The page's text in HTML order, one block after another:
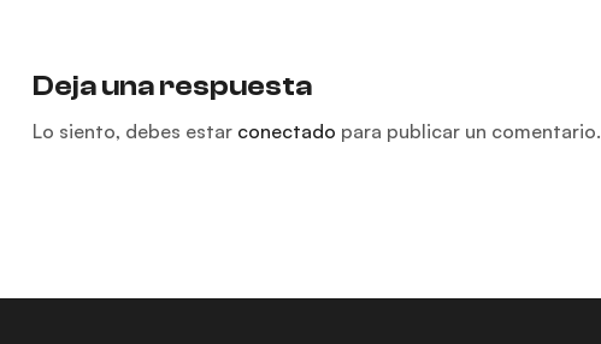
Deja una respuesta
Lo siento, debes estar conectado para publicar un comentario.